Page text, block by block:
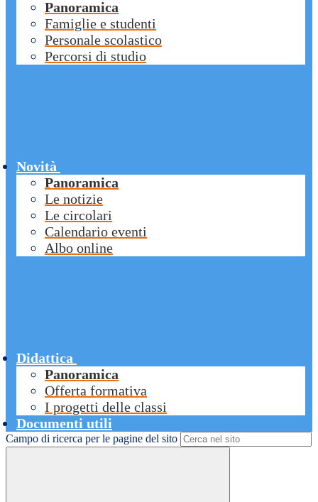
Panoramica
Famiglie e studenti
Personale scolastico
Percorsi di studio
Novità
Panoramica
Le notizie
Le circolari
Calendario eventi
Albo online
Didattica
Panoramica
Offerta formativa
I progetti delle classi
Documenti utili
Campo di ricerca per le pagine del sito